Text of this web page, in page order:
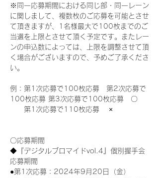
※同一応募期間における同じ部・同一レーン
に関しまして、複数枚のご応募を可能とさせ
て頂きますが、1名様最大で100枚までのご
当選を上限とさせて頂く予定です。またレー
ンの申込数によっては、上限を調整させて頂
く場合がございますので、予めご了承くださ
い。
例：第1次応募で100枚応募　第2次応募で
100枚応募 第3次応募で100枚応募　〇
第1次応募で110枚応募　 ×
〇応募期間
◆『デジタルブロマイドvol.4』個別握手会
応募期間
●第1次応募：2024年9月20日（金）